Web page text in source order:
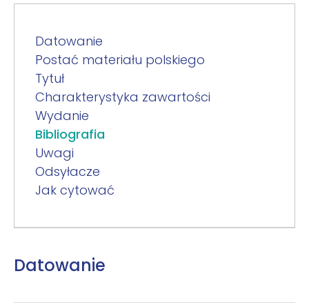
Datowanie
Postać materiału polskiego
Tytuł
Charakterystyka zawartości
Wydanie
Bibliografia
Uwagi
Odsyłacze
Jak cytować
Datowanie